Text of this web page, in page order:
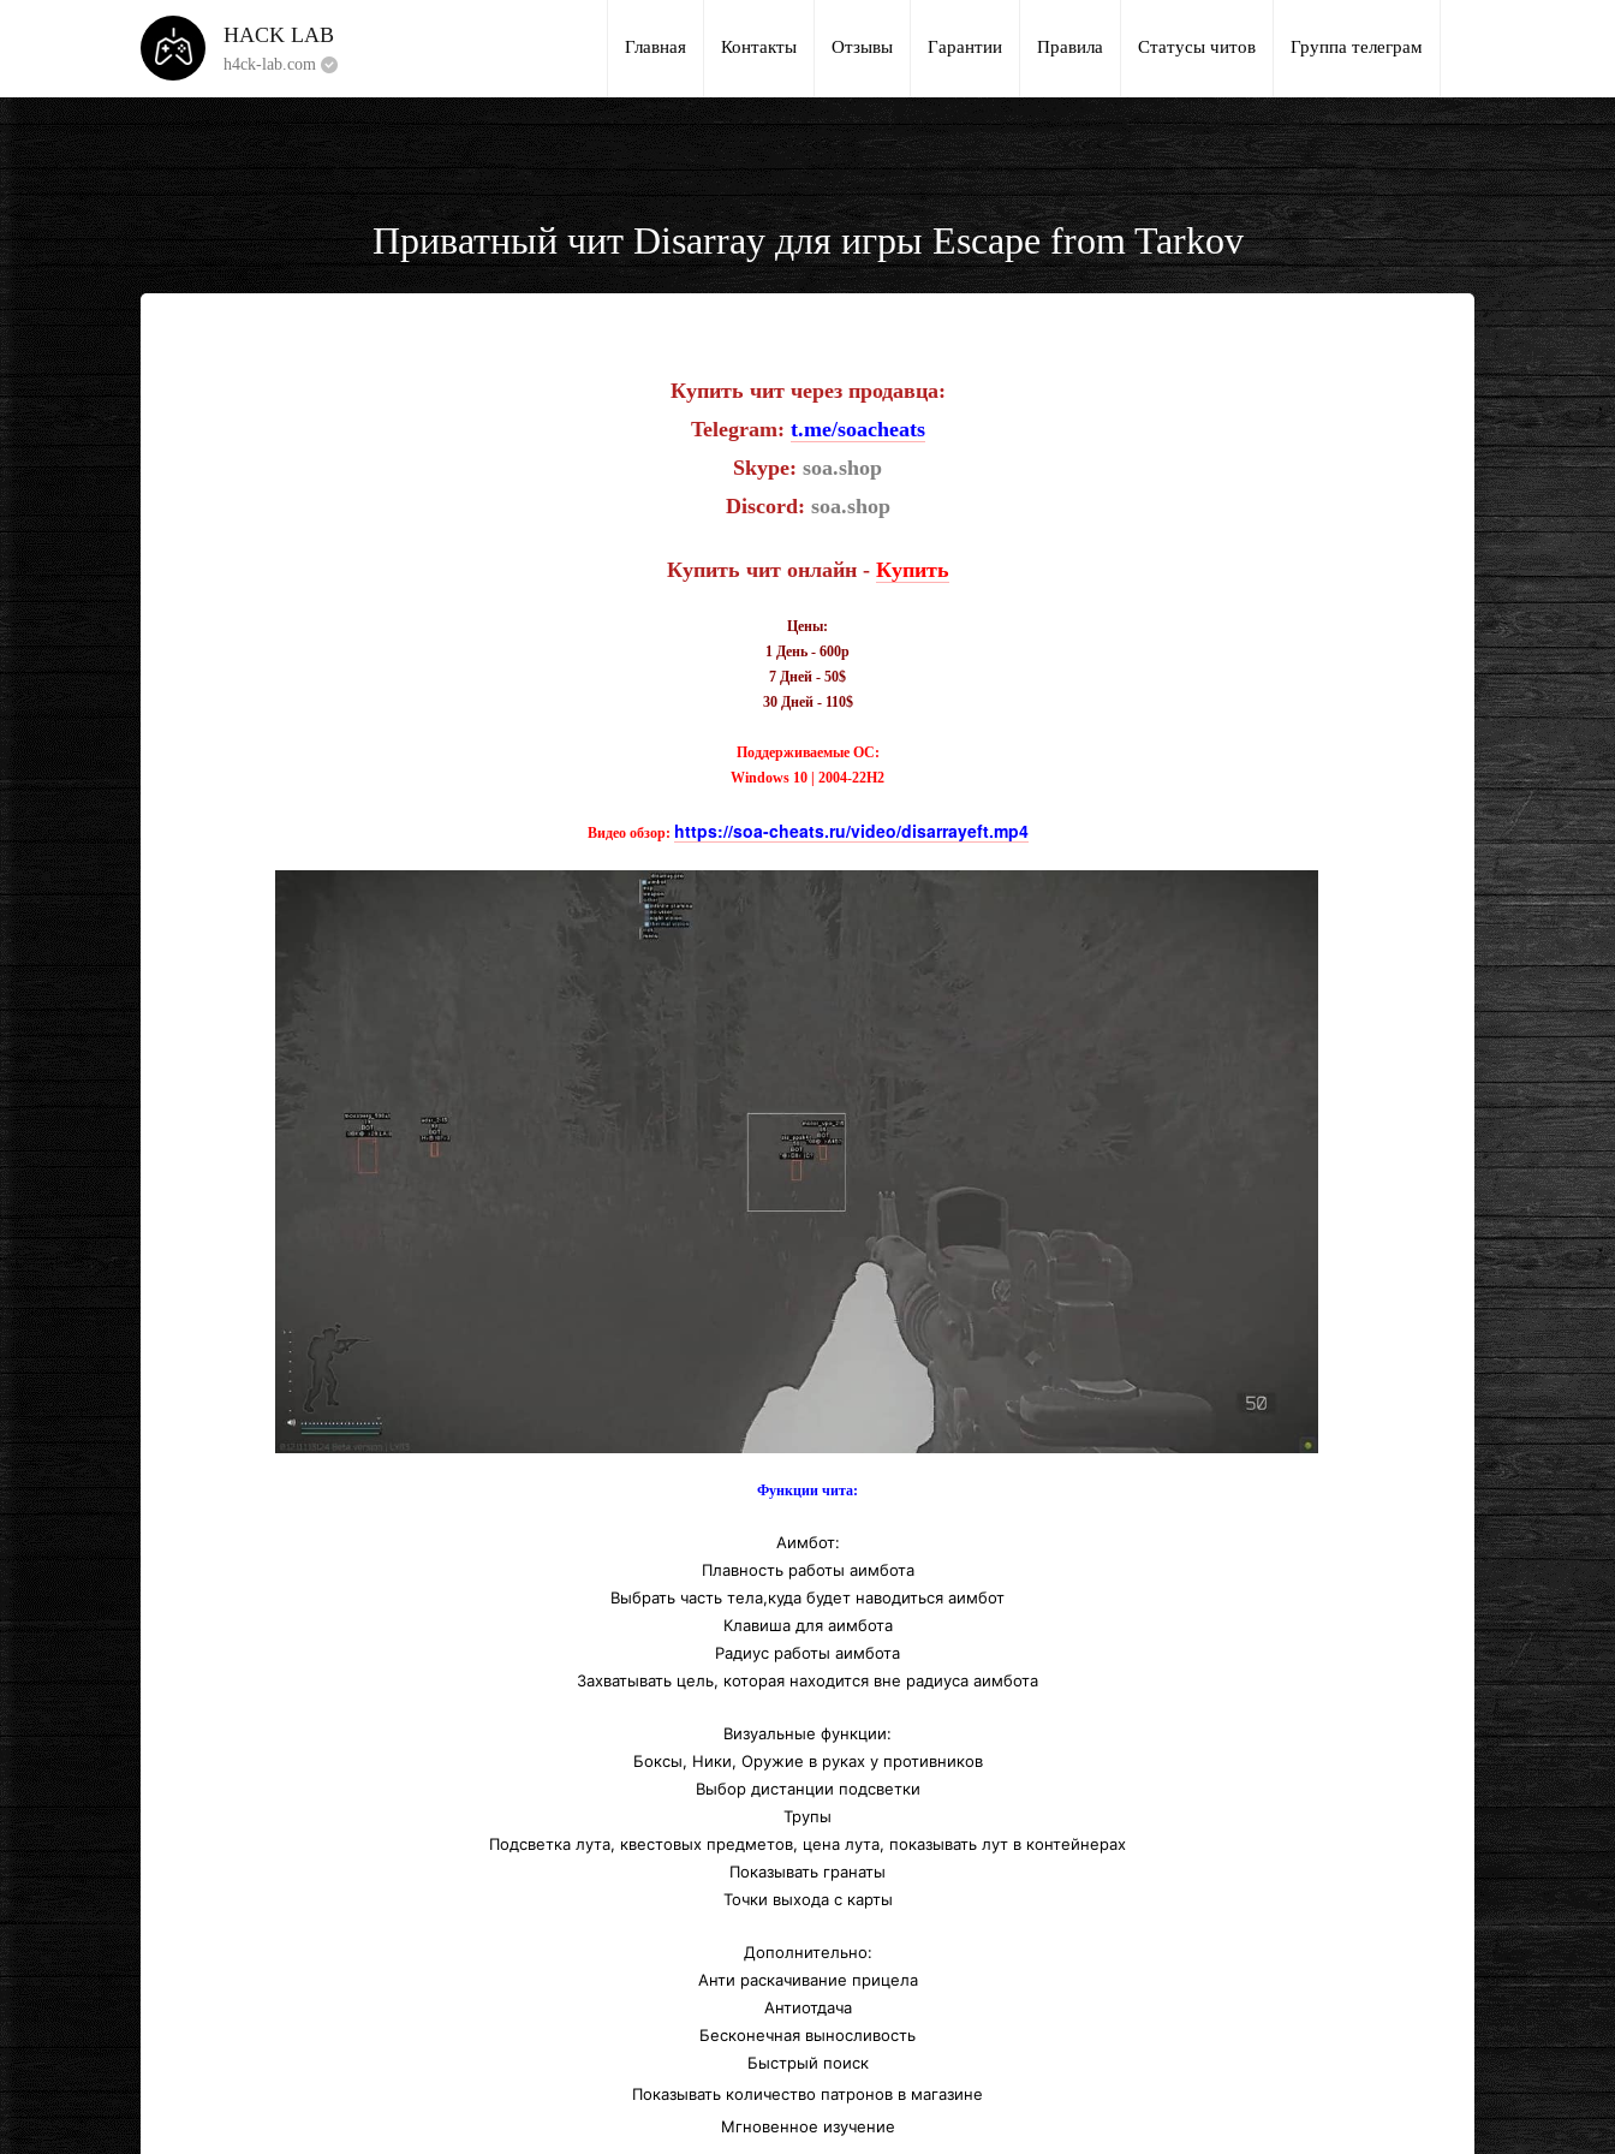
HACK LAB
h4ck-lab.com
Главная Контакты Отзывы Гарантии Правила Статусы читов Группа телеграм
Приватный чит Disarray для игры Escape from Tarkov
Купить чит через продавца:
Telegram: t.me/soacheats
Skype: soa.shop
Discord: soa.shop
Купить чит онлайн - Купить
Цены:
1 День - 600р
7 Дней - 50$
30 Дней - 110$
Поддерживаемые ОС:
Windows 10 | 2004-22H2
Видео обзор: https://soa-cheats.ru/video/disarrayeft.mp4
Функции чита:
Аимбот:
Плавность работы аимбота
Выбрать часть тела,куда будет наводиться аимбот
Клавиша для аимбота
Радиус работы аимбота
Захватывать цель, которая находится вне радиуса аимбота
Визуальные функции:
Боксы, Ники, Оружие в руках у противников
Выбор дистанции подсветки
Трупы
Подсветка лута, квестовых предметов, цена лута, показывать лут в контейнерах
Показывать гранаты
Точки выхода с карты
Дополнительно:
Анти раскачивание прицела
Антиотдача
Бесконечная выносливость
Быстрый поиск
Показывать количество патронов в магазине
Мгновенное изучение